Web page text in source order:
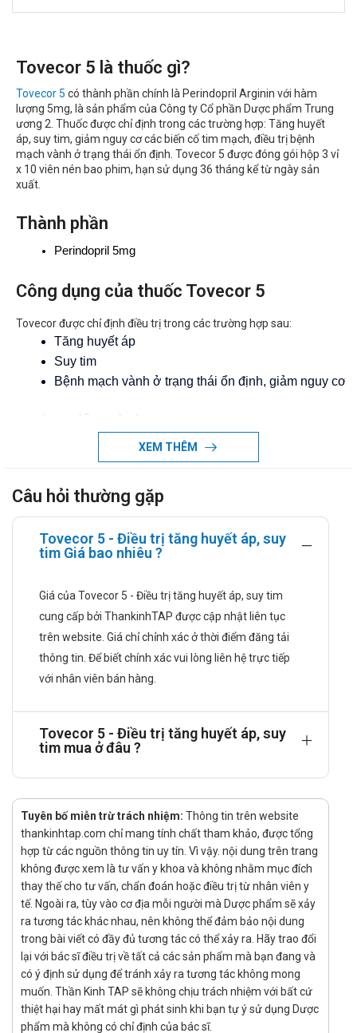
Tovecor 5 là thuốc gì?
Tovecor 5 có thành phần chính là Perindopril Arginin với hàm
lượng 5mg, là sản phẩm của Công ty Cổ phần Dược phẩm Trung
ương 2. Thuốc được chỉ định trong các trường hợp: Tăng huyết
áp, suy tim, giảm nguy cơ các biến cố tim mạch, điều trị bệnh
mạch vành ở trạng thái ổn định. Tovecor 5 được đóng gói hộp 3 vỉ
x 10 viên nén bao phim, hạn sử dụng 36 tháng kể từ ngày sản
xuất.
Thành phần
Perindopril 5mg
Công dụng của thuốc Tovecor 5
Tovecor được chỉ định điều trị trong các trường hợp sau:
Tăng huyết áp
Suy tim
Bệnh mạch vành ở trạng thái ổn định, giảm nguy cơ
Liều dùng và cách dùng:
Cách dùng
vào buổi sáng trước khi ăn.
Trong điều trị tăng huyết áp:
Liều khởi đầu: 1 viên, mỗi ngày một lần.
Thuốc có thể gây hạ huyết áp mạnh đột ngột ở một số
bệnh nhân khi bắt đầu điều trị, do ở liều đầu tiên nên
Nếu bệnh nhân đang dùng thuốc lợi tiểu, Tovecor 5 có
thể được đưa ra liều 1/2 viên 1 ngày.
Liều khởi đầu: 1/2 viên một lần mỗi ngày cũng có thể
Tăng huyết áp trong suy tim: Liều khởi đầu 2,5 mg vào
buổi sáng. Liều duy trì thông thường là 5 mg mỗi ngày.
Bệnh nhân bị bệnh tim thiếu máu cục bộ Liều ban đầu
là 5 mg một lần mỗi ngày trong 2 tuần, sau đó tăng liều
lên đến một liều duy trì 10 mg mỗi ngày một lần nếu
dung nạp. Bệnh nhân cao tuổi nên được bắt đầu với
liều 2,5mg một lần mỗi ngày trong tuần đầu tiên.
Liều dùng nên được giảm ở bệnh nhân suy thận:
Thanh thải creatinin (CC) từ 30 đến 60 m/phút 2,5
CC từ 15 đến 30 ml / phút 2,5mg cách ngày
CC dưới 15 ml/phút 2,5 mg vào những ngày lọc máu.
XEM THÊM
Câu hỏi thường gặp
Tovecor 5 - Điều trị tăng huyết áp, suy
tim Giá bao nhiêu ?
Giá của Tovecor 5 - Điều trị tăng huyết áp, suy tim
cung cấp bởi ThankinhTAP được cập nhật liên tục
trên website. Giá chỉ chỉnh xác ở thời điểm đăng tải
thông tin. Để biết chính xác vui lòng liên hệ trực tiếp
với nhân viên bán hàng.
Tovecor 5 - Điều trị tăng huyết áp, suy
tim mua ở đâu ?
Tuyên bố miễn trừ trách nhiệm: Thông tin trên website
thankinhtap.com chỉ mang tính chất tham khảo, được tổng
hợp từ các nguồn thông tin uy tín. Vì vậy. nội dung trên trang
không được xem là tư vấn y khoa và không nhằm mục đích
thay thế cho tư vấn, chẩn đoán hoặc điều trị từ nhân viên y
tế. Ngoài ra, tùy vào cơ địa mỗi người mà Dược phẩm sẽ xảy
ra tương tác khác nhau, nên không thể đảm bảo nội dung
trong bài viết có đầy đủ tương tác có thể xảy ra. Hãy trao đổi
lại với bác sĩ điều trị về tất cả các sản phẩm mà bạn đang và
có ý định sử dụng để tránh xảy ra tương tác không mong
muốn. Thần Kinh TAP sẽ không chịu trách nhiệm với bất cứ
thiệt hại hay mất mát gì phát sinh khi bạn tự ý sử dụng Dược
phẩm mà không có chỉ định của bác sĩ.